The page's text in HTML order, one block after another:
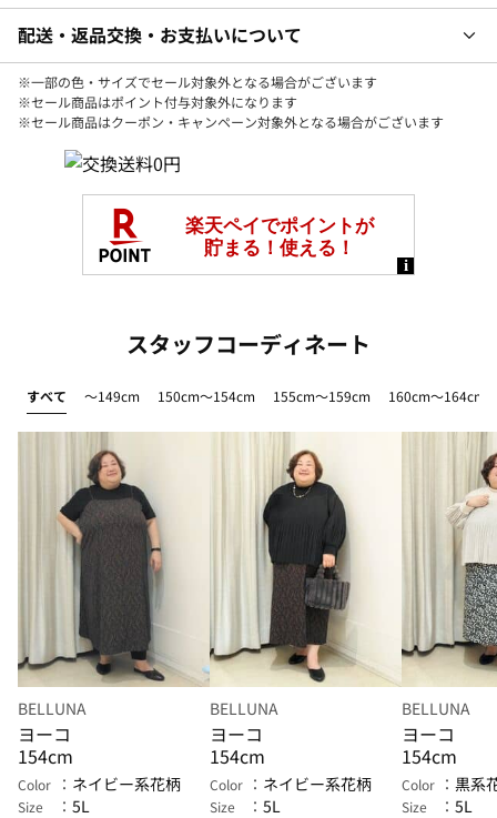
配送・返品交換・お支払いについて
※一部の色・サイズでセール対象外となる場合がございます
※セール商品はポイント付与対象外になります
※セール商品はクーポン・キャンペーン対象外となる場合がございます
スタッフコーディネート
すべて ～149cm 150cm～154cm 155cm～159cm 160cm～164cm
BELLUNA
ヨーコ
154cm
Color ネイビー系花柄
Size 5L
BELLUNA
ヨーコ
154cm
Color ネイビー系花柄
Size 5L
BELLUNA
ヨーコ
154cm
Color 黒系
Size 5L